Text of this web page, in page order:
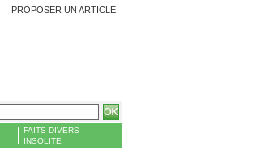
PROPOSER UN ARTICLE
FAITS DIVERS
INSOLITE